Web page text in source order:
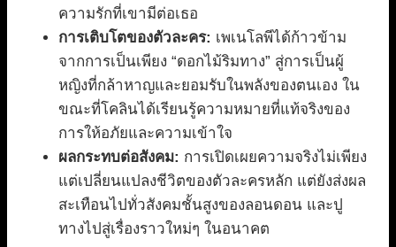
ความรักที่เขามีต่อเธอ
การเติบโตของตัวละคร: เพเนโลพีได้ก้าวข้าม
จากการเป็นเพียง “ดอกไม้ริมทาง” สู่การเป็นผู้
หญิงที่กล้าหาญและยอมรับในพลังของตนเอง ใน
ขณะที่โคลินได้เรียนรู้ความหมายที่แท้จริงของ
การให้อภัยและความเข้าใจ
ผลกระทบต่อสังคม: การเปิดเผยความจริงไม่เพียง
แต่เปลี่ยนแปลงชีวิตของตัวละครหลัก แต่ยังส่งผล
สะเทือนไปทั่วสังคมชั้นสูงของลอนดอน และปู
ทางไปสู่เรื่องราวใหม่ๆ ในอนาคต